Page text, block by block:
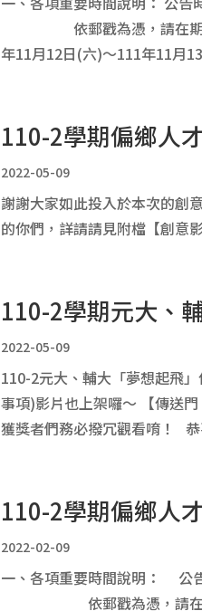
依郵戳為憑，請在期間內
年11月12日(六)～111年11月
110-2學期偏鄉人
2022-05-09
謝謝大家如此投入於本次的創
的你們，詳請請見附檔【創意
110-2學期元大、
2022-05-09
110-2元大、輔大「夢想起飛
事項)影片也上架囉～ 【傳送
獲獎者們務必撥冗觀看唷！
110-2學期偏鄉人
2022-02-09
一、各項重要時間說明： 公
依郵戳為憑，請在期間